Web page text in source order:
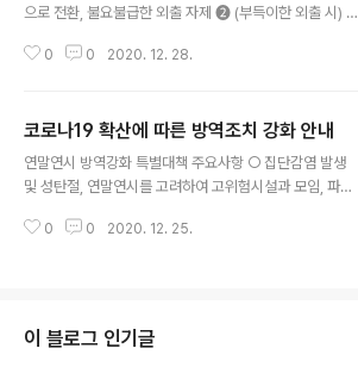
으로 전환, 불요불급한 외출 자제 ➋ (부득이한 외출 시) 실
문 장소 및 동선 별로 생활방역 수칙 철저히 준수 공통 ㅇ
확인 ㅇ 필수적인 경우가 아닌 불요불급한 외출 자제, 비대
면·비접촉으로 모임‧행사 진행 ㅇ 발열, 호흡기 증상 등 의
심 증상이 있는 경우, 선별진료소를 방문하여 검사 ㅇ 타인
소에서 생활 할 때 “숙소에서 모임없이 안전하게 즐기세
0 0 2020. 12. 28.
코로나19 확산에 따른 방역조치 강화 안내
연말연시 방역강화 특별대책 주요사항 ○ 집단감염 발생
및 성탄절, 연말연시를 고려하여 고위험시설과 모임, 파티
○ 위험도 높은 시설 방역관리 강화 - 요양병원, 종교시설
적모임 금지 권고 등 소모임 제한 - 백화점, 겨울스포츠 시
설, 숙박시설 운영 제한 - 관광명소 출입 제한 Các biện p
0 0 2020. 12. 25.
이 블로그 인기글